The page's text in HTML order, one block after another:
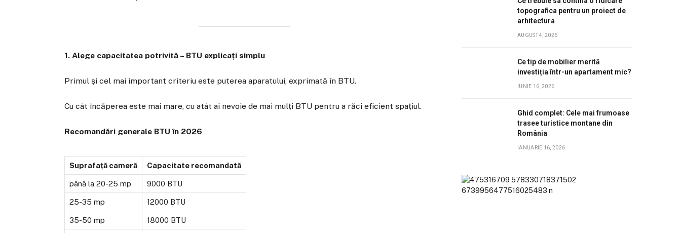
1. Alege capacitatea potrivită – BTU explicați simplu
Primul și cel mai important criteriu este puterea aparatului, exprimată în BTU.
Cu cât încăperea este mai mare, cu atât ai nevoie de mai mulți BTU pentru a răci eficient spațiul.
Recomandări generale BTU în 2026
Suprafață cameră Capacitate recomandată
până la 20-25 mp 9000 BTU
25-35 mp 12000 BTU
35-50 mp 18000 BTU
topografica pentru un proiect de
arhitectura
AUGUST 4, 2026
Ce tip de mobilier merită
investiția într-un apartament mic?
IUNIE 16, 2026
Ghid complet: Cele mai frumoase
trasee turistice montane din
România
IANUARIE 16, 2026